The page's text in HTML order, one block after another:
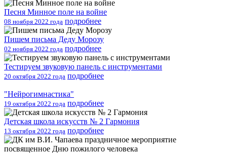
Песня Минное поле на войне
08 ноября 2022 года подробнее
Пишем письма Деду Морозу
02 ноября 2022 года подробнее
Тестируем звуковую панель с инструментами
20 октября 2022 года подробнее
"Нейрогимнастика"
19 октября 2022 года подробнее
Детская школа искусств № 2 Гармония
13 октября 2022 года подробнее